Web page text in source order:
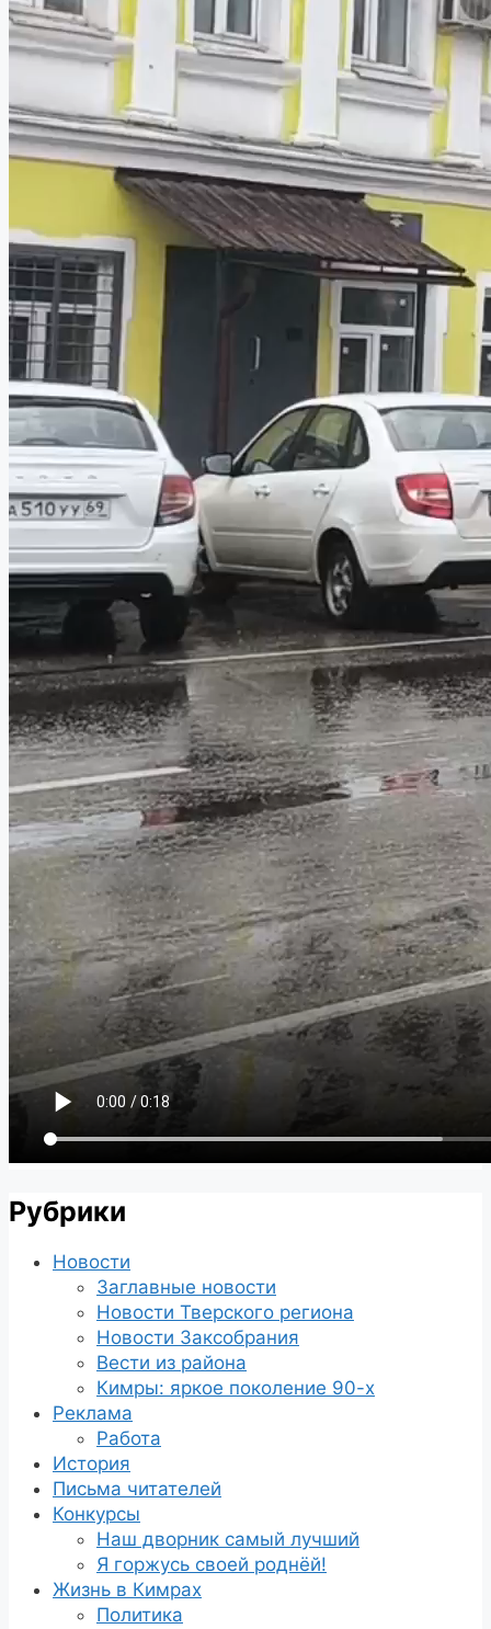
Рубрики
Новости
Заглавные новости
Новости Тверского региона
Новости Заксобрания
Вести из района
Кимры: яркое поколение 90-х
Реклама
Работа
История
Письма читателей
Конкурсы
Наш дворник самый лучший
Я горжусь своей роднёй!
Жизнь в Кимрах
Политика